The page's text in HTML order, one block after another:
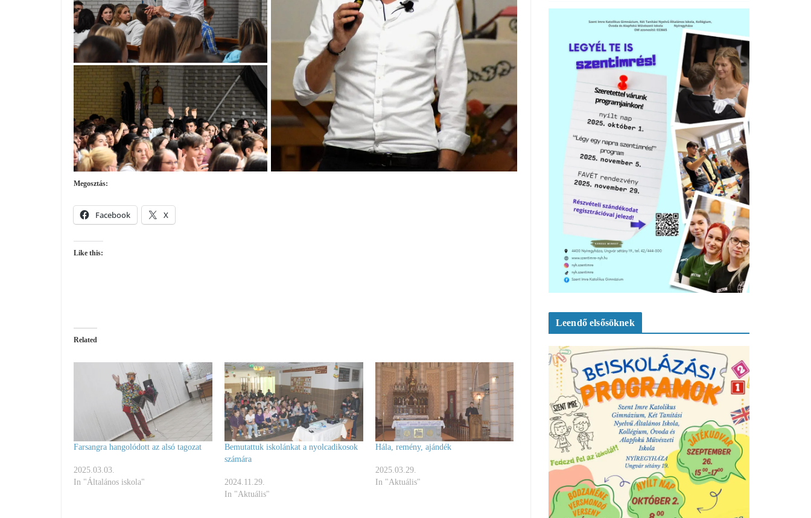
Megosztás:
Facebook X
Like this:
Related
Farsangra hangolódott az alsó tagozat
2025.03.03.
In "Általános iskola"
Bemutattuk iskolánkat a nyolcadikosok
számára
2024.11.29.
In "Aktuális"
Hála, remény, ajándék
2025.03.29.
In "Aktuális"
Leendő elsősöknek